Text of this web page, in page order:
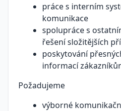
práce s interním
komunikace
spolupráce s
řešení složitějších
poskytování
informací
Požadujeme
výborné